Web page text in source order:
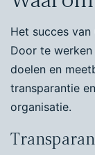
Het succes van
Door te
doelen en
transparantie
organisatie.